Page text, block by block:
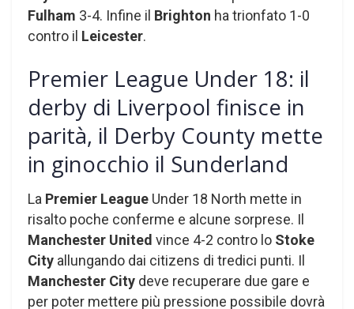
Fulham 3-4. Infine il Brighton ha trionfato 1-0
contro il Leicester.
Premier League Under 18: il
derby di Liverpool finisce in
parità, il Derby County mette
in ginocchio il Sunderland
La Premier League Under 18 North mette in
risalto poche conferme e alcune sorprese. Il
Manchester United vince 4-2 contro lo Stoke
City allungando dai citizens di tredici punti. Il
Manchester City deve recuperare due gare e
per poter mettere più pressione possibile dovrà